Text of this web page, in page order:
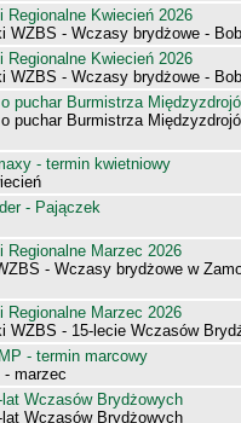
Regionalne Kwiecień 2026
WZBS - Wczasy brydżowe -
Regionalne Kwiecień 2026
WZBS - Wczasy brydżowe -
puchar Burmistrza
puchar Burmistrza
- termin kwietniowy
- Pajączek
Regionalne Marzec 2026
- Wczasy brydżowe w
Regionalne Marzec 2026
WZBS - 15-lecie Wczasów
- termin marcowy
- marzec
Wczasów Brydżowych
Wczasów Brydżowych